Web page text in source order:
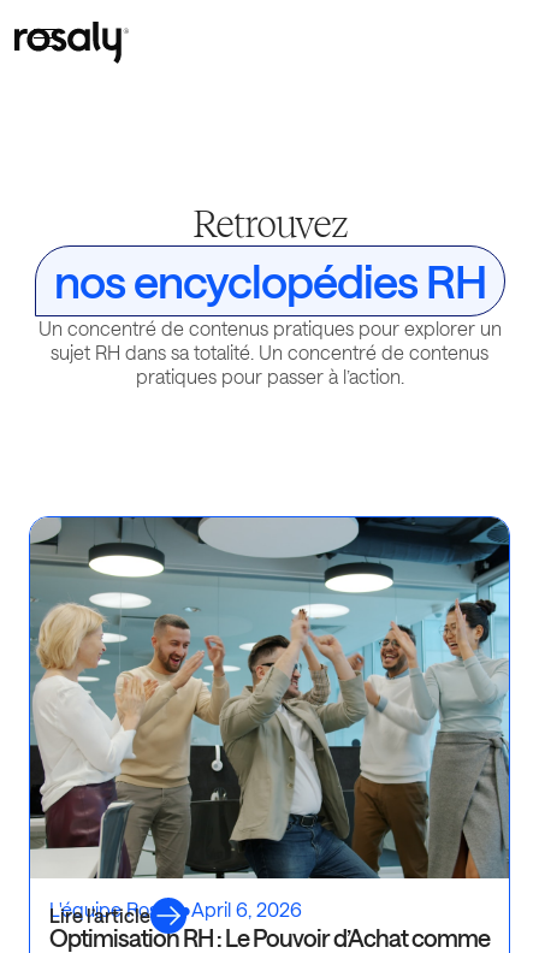
Retrouvez
nos encyclopédies RH
Un concentré de contenus pratiques pour explorer un
sujet RH dans sa totalité. Un concentré de contenus
pratiques pour passer à l’action.
L'équipe Rosaly•April 6, 2026
Optimisation RH : Le Pouvoir d’Achat comme
Lire l’article